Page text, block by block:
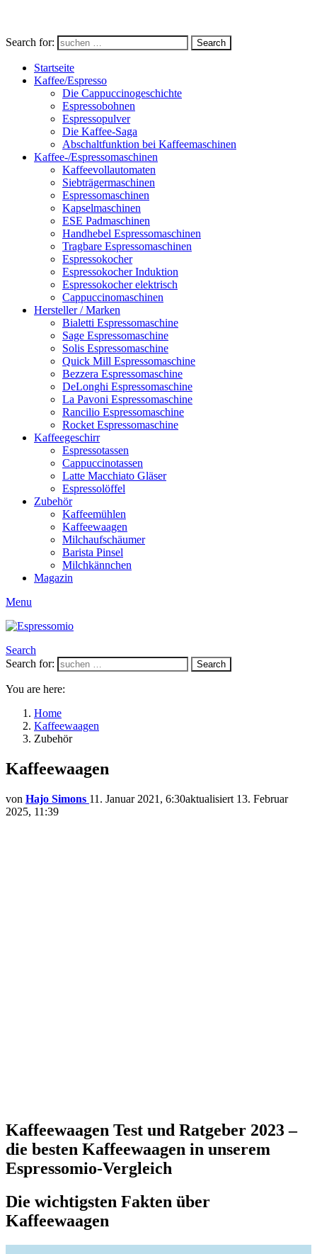
Search for: Search
Startseite
Kaffee/Espresso
Die Cappuccinogeschichte
Espressobohnen
Espressopulver
Die Kaffee-Saga
Abschaltfunktion bei Kaffeemaschinen
Kaffee-/Espressomaschinen
Kaffeevollautomaten
Siebträgermaschinen
Espressomaschinen
Kapselmaschinen
ESE Padmaschinen
Handhebel Espressomaschinen
Tragbare Espressomaschinen
Espressokocher
Espressokocher Induktion
Espressokocher elektrisch
Cappuccinomaschinen
Hersteller / Marken
Bialetti Espressomaschine
Sage Espressomaschine
Solis Espressomaschine
Quick Mill Espressomaschine
Bezzera Espressomaschine
DeLonghi Espressomaschine
La Pavoni Espressomaschine
Rancilio Espressomaschine
Rocket Espressomaschine
Kaffeegeschirr
Espressotassen
Cappuccinotassen
Latte Macchiato Gläser
Espressolöffel
Zubehör
Kaffeemühlen
Kaffeewaagen
Milchaufschäumer
Barista Pinsel
Milchkännchen
Magazin
Menu
Search
Search for:
Search
You are here:
Home
Kaffeewaagen
Zubehör
Kaffeewaagen
von Hajo Simons 11. Januar 2021, 6:30aktualisiert 13. Februar
2025, 11:39
Kaffeewaagen Test und Ratgeber 2023 –
die besten Kaffeewaagen in unserem
Espressomio-Vergleich
Die wichtigsten Fakten über
Kaffeewaagen